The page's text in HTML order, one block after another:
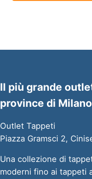
Il più grande
province di
Outlet Tappeti
Piazza Gramsci 2,
Una collezione di
moderni fino ai tappeti